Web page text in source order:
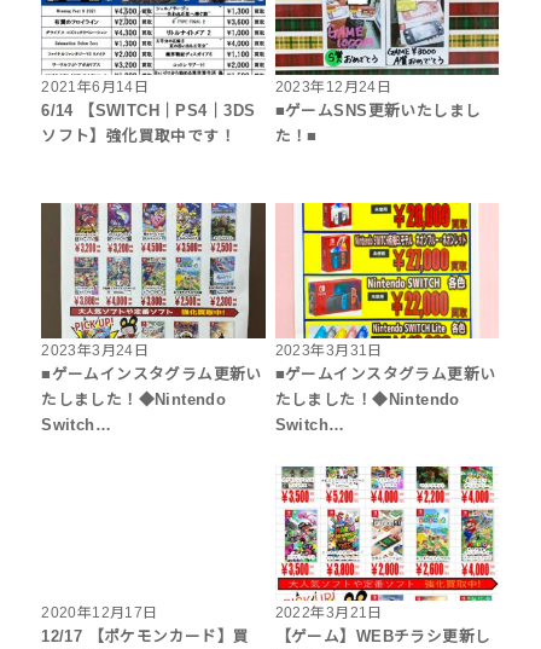
2021年6月14日
6/14 【SWITCH｜PS4｜3DS
ソフト】強化買取中です！
2023年12月24日
■ゲームSNS更新いたしまし
た！■
2023年3月24日
■ゲームインスタグラム更新い
たしました！◆Nintendo
Switch…
2023年3月31日
■ゲームインスタグラム更新い
たしました！◆Nintendo
Switch…
2020年12月17日
12/17 【ポケモンカード】買
2022年3月21日
【ゲーム】WEBチラシ更新し